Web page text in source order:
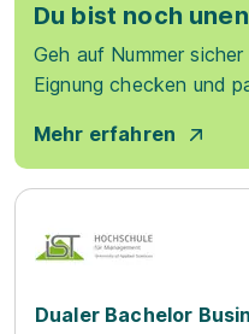
Du bist noch
Geh auf Nummer
Eignung checken und
Mehr erfahren
Dualer Bachelor